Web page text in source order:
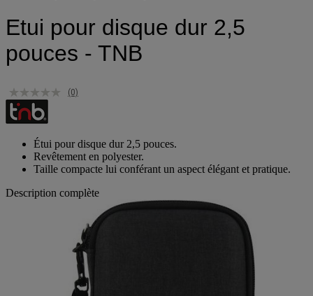
Etui pour disque dur 2,5
pouces - TNB
(0)
Étui pour disque dur 2,5 pouces.
Revêtement en polyester.
Taille compacte lui conférant un aspect élégant et pratique.
Description complète